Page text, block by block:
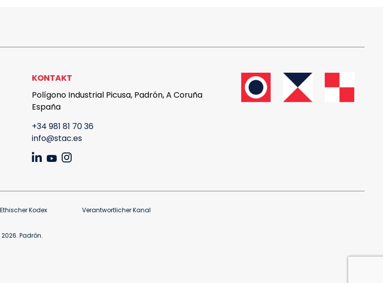
KONTAKT
Polígono Industrial Picusa, Padrón, A Coruña
España
+34 981 81 70 36
info@stac.es
Ethischer Kodex Verantwortlicher Kanal
Padrón.